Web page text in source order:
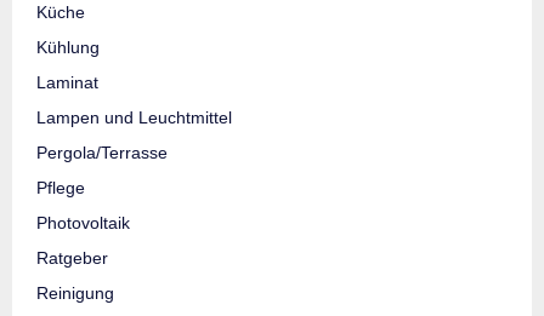
Küche
Kühlung
Laminat
Lampen und Leuchtmittel
Pergola/Terrasse
Pflege
Photovoltaik
Ratgeber
Reinigung